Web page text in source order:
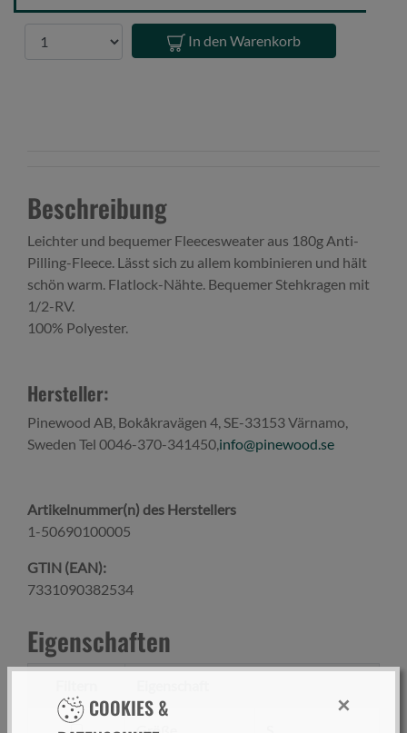
COOKIES &
×
In den Warenkorb
Beschreibung
Leichter und bequemer Fleecesweater aus 180g Anti-
Pilling-Fleece. Lässt sich zu allem kombinieren und hält
schön warm. Flatlock-Nähte. Bequemer Stehkragen mit
1/2-RV.
100% Polyester.
Hersteller:
Pinewood AB, Bokåkravägen 4, SE-33153 Värnamo,
Sweden Tel 0046-370-341450, info@pinewood.se
Artikelnummer(n) des Herstellers
1-50690100005
GTIN (EAN):
7331090382534
Eigenschaften
filtern Größe